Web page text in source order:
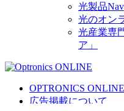
光製品
光のオン
光産業専
ア」
OPTRONICS
広告掲載について